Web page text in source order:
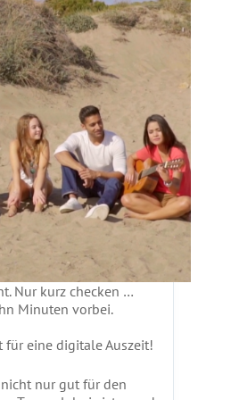
Nur kurz checken …
Minuten vorbei.
für eine digitale Auszeit!
nur gut für den